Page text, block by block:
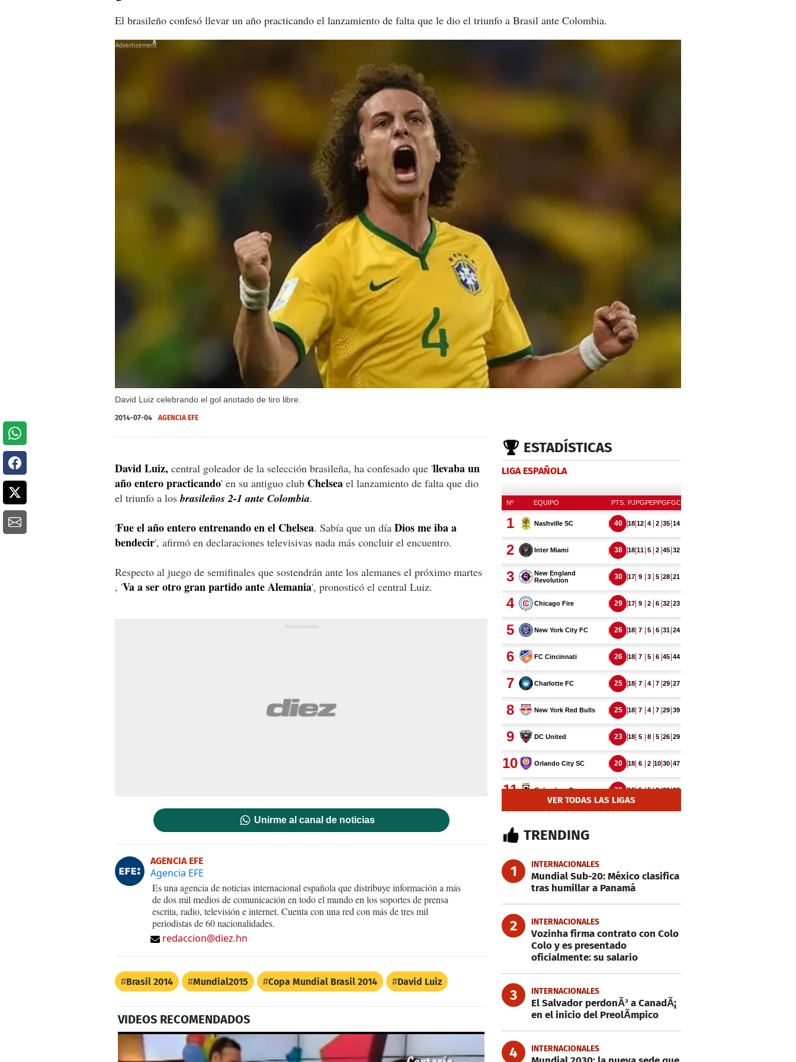
El brasileño confesó llevar un año practicando el lanzamiento de falta que le dio el triunfo a Brasil ante Colombia.
David Luiz celebrando el gol anotado de tiro libre.
X
2014-07-04 AGENCIA EFE
David Luiz, central goleador de la selección brasileña, ha confesado que 'llevaba un
año entero practicando' en su antiguo club Chelsea el lanzamiento de falta que dio
el triunfo a losbrasileños 2-1 ante Colombia.
'Fue el año entero entrenando en el Chelsea. Sabía que un día Dios me iba a
bendecir', afirmó en declaraciones televisivas nada más concluir el encuentro.
Respecto al juego de semifinales que sostendrán ante los alemanes el próximo martes
, 'Va a ser otro gran partido ante Alemania', pronosticó el central Luiz.
Unirme al canal de noticias
AGENCIA EFE
Agencia EFE
Es una agencia de noticias internacional española que distribuye información a más
de dos mil medios de comunicación en todo el mundo en los soportes de prensa
escrita, radio, televisión e internet. Cuenta con una red con más de tres mil
periodistas de 60 nacionalidades.
redaccion@diez.hn
Brasil 2014 Mundial2015 Copa Mundial Brasil 2014 David Luiz
VIDEOS RECOMENDADOS
ESTADÍSTICAS
LIGA ESPAÑOLA
VER TODAS LAS LIGAS
TRENDING
1 INTERNACIONALES
Mundial Sub-20: México clasifica
tras humillar a Panamá
2 INTERNACIONALES
Vozinha firma contrato con Colo
Colo y es presentado
oficialmente: su salario
3 INTERNACIONALES
El Salvador perdonÃ³ a CanadÃ¡
en el inicio del PreolÃ­mpico
4 INTERNACIONALES